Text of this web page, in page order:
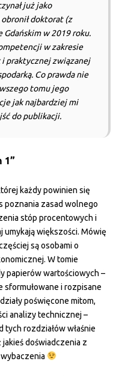
już jako
doktorat (z
w 2019 roku.
w zakresie
praktycznej związanej
Co prawda nie
tomu jego
jak najbardziej mi
do publikacji.
1”
każdy powinien się
poznania zasad wolnego
stóp procentowych i
umykają większości. Mówię
są osobami o
W tomie
papierów wartościowych –
sformułowane i rozpisane
poświęcone mitom,
analizy technicznej –
tych rozdziałów właśnie
jakieś doświadczenia z